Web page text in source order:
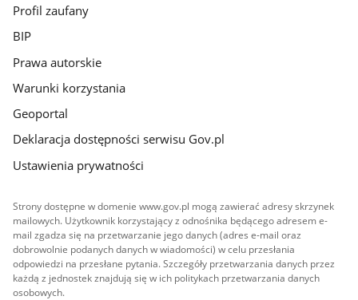
Profil zaufany
BIP
Prawa autorskie
Warunki korzystania
Geoportal
Deklaracja dostępności serwisu Gov.pl
Ustawienia prywatności
Strony dostępne w domenie www.gov.pl mogą zawierać adresy skrzynek
mailowych. Użytkownik korzystający z odnośnika będącego adresem e-
mail zgadza się na przetwarzanie jego danych (adres e-mail oraz
dobrowolnie podanych danych w wiadomości) w celu przesłania
odpowiedzi na przesłane pytania. Szczegóły przetwarzania danych przez
każdą z jednostek znajdują się w ich politykach przetwarzania danych
osobowych.